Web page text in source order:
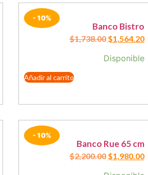
- 10%
Banco Bistro
$1,738.00 $1,564.20
Disponible
Añadir al carrito
- 10%
Banco Rue 65 cm
$2,200.00 $1,980.00